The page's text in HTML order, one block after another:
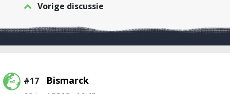
Vorige discussie
#17 Bismarck